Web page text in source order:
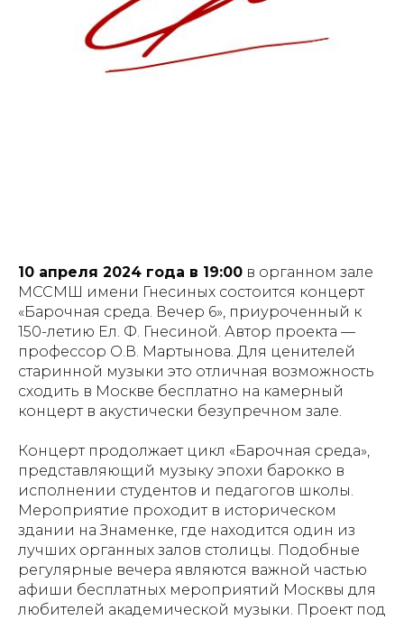
10 апреля 2024 года в 19:00 в органном зале
МССМШ имени Гнесиных состоится концерт
«Барочная среда. Вечер 6», приуроченный к
150-летию Ел. Ф. Гнесиной. Автор проекта —
профессор О.В. Мартынова. Для ценителей
старинной музыки это отличная возможность
сходить в Москве бесплатно на камерный
концерт в акустически безупречном зале.
Концерт продолжает цикл «Барочная среда»,
представляющий музыку эпохи барокко в
исполнении студентов и педагогов школы.
Мероприятие проходит в историческом
здании на Знаменке, где находится один из
лучших органных залов столицы. Подобные
регулярные вечера являются важной частью
афиши бесплатных мероприятий Москвы для
любителей академической музыки. Проект под